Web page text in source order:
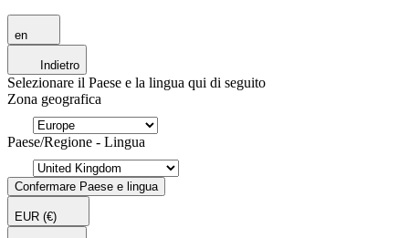
en
Indietro
Selezionare il Paese e la lingua qui di seguito
Zona geografica
Paese/Regione - Lingua
Confermare Paese e lingua
EUR (€)